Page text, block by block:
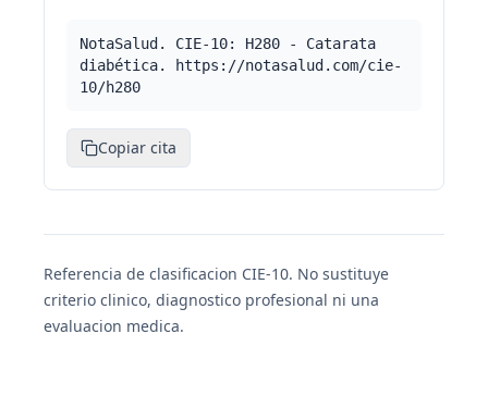
NotaSalud. CIE-10: H280 - Catarata
diabética. https://notasalud.com/cie-
10/h280
Copiar cita
Referencia de clasificacion CIE-10. No sustituye
criterio clinico, diagnostico profesional ni una
evaluacion medica.